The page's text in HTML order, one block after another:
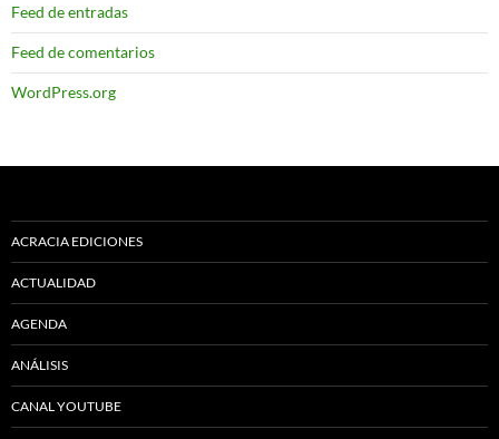
Feed de entradas
Feed de comentarios
WordPress.org
ACRACIA EDICIONES
ACTUALIDAD
AGENDA
ANÁLISIS
CANAL YOUTUBE